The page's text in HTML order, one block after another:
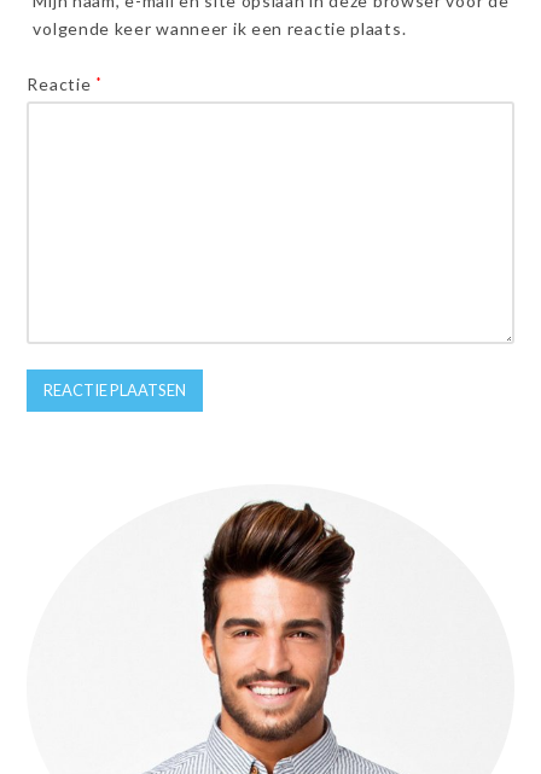
volgende keer wanneer ik een reactie plaats.
Reactie *